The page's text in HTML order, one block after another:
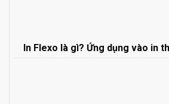
In Flexo là gì? Ứng dụng vào in